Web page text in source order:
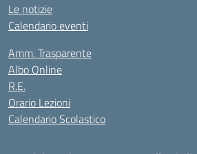
Le notizie
Calendario eventi
Amm. Trasparente
Albo Online
R.E.
Orario Lezioni
Calendario Scolastico